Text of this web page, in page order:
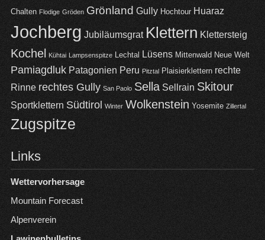
Chalten Flodige Gröden Grönland Gully Hochtour Huaraz
Jochberg Jubiläumsgrat Klettern Klettersteig
Kochel Kühtai Lampsenspitze Lechtal Lüsens Mittenwald Neue Welt
Pamiagdluk Patagonien Peru Pitztal Plaisierklettern rechte
Rinne rechtes Gully San Paolo Sella Sellrain Skitour
Sportklettern Südtirol Winter Wolkenstein Yosemite Zillertal
Zugspitze
Links
Wettervorhersage
Mountain Forecast
Alpenverein